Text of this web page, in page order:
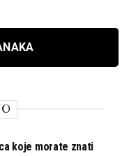
koje morate znati